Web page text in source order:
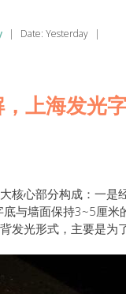
| Date: Yesterday
|
上海发光
核心部分构成：一是
与墙面保持3~5厘米
发光形式，主要是为